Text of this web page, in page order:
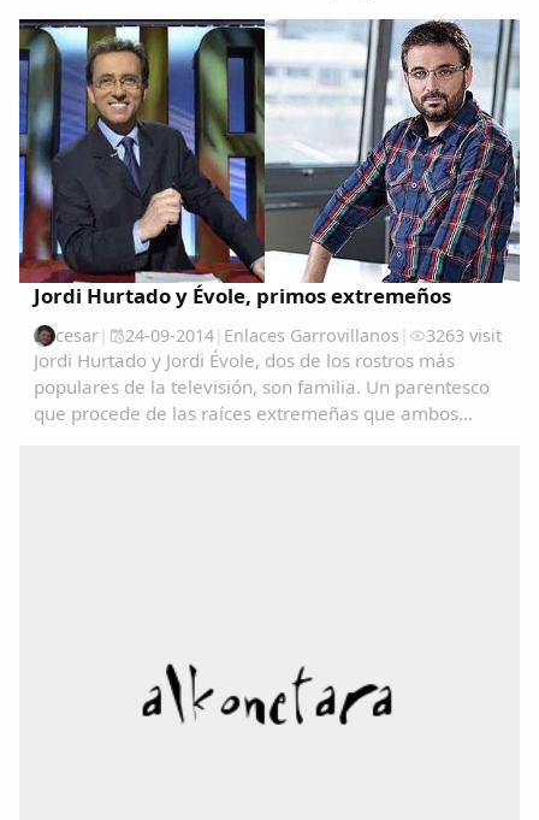
accidente se ha producido a las 9.30 de la mañana
en...
Jordi Hurtado y Évole, primos extremeños
cesar| 24-09-2014| Enlaces Garrovillanos | 3263 visit
Jordi Hurtado y Jordi Évole, dos de los rostros más
populares de la televisión, son familia. Un parentesco
que procede de las raíces extremeñas que ambos